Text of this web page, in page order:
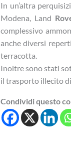
In un’altra
Modena, Land
complessivo
anche diversi
terracotta.
Inoltre sono stati
il trasporto illecito di
Condividi questo